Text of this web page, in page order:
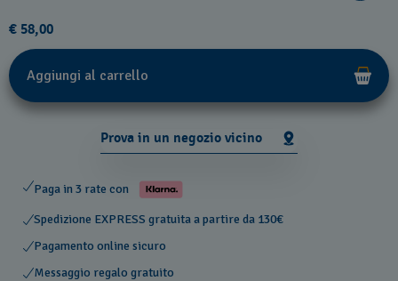
€ 58,00
Aggiungi al carrello
Prova in un negozio vicino
Paga in 3 rate con
Spedizione EXPRESS gratuita a partire da 130€
Pagamento online sicuro
Messaggio regalo gratuito